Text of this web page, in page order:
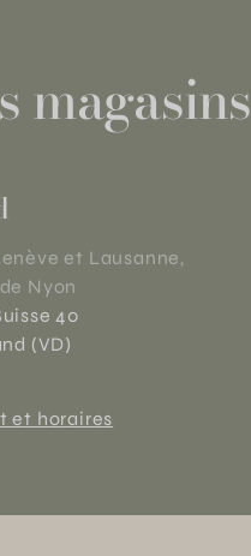
magasins
et Lausanne,
Nyon
40
(VD)
et horaires